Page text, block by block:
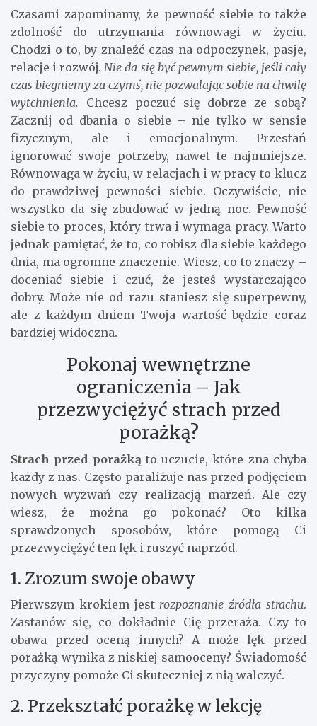
Czasami zapominamy, że pewność siebie to także
zdolność do utrzymania równowagi w życiu.
Chodzi o to, by znaleźć czas na odpoczynek, pasje,
relacje i rozwój. Nie da się być pewnym siebie, jeśli cały
czas biegniemy za czymś, nie pozwalając sobie na chwilę
wytchnienia. Chcesz poczuć się dobrze ze sobą?
Zacznij od dbania o siebie – nie tylko w sensie
fizycznym, ale i emocjonalnym. Przestań
ignorować swoje potrzeby, nawet te najmniejsze.
Równowaga w życiu, w relacjach i w pracy to klucz
do prawdziwej pewności siebie. Oczywiście, nie
wszystko da się zbudować w jedną noc. Pewność
siebie to proces, który trwa i wymaga pracy. Warto
jednak pamiętać, że to, co robisz dla siebie każdego
dnia, ma ogromne znaczenie. Wiesz, co to znaczy –
doceniać siebie i czuć, że jesteś wystarczająco
dobry. Może nie od razu staniesz się superpewny,
ale z każdym dniem Twoja wartość będzie coraz
bardziej widoczna.
Pokonaj wewnętrzne
ograniczenia – Jak
przezwyciężyć strach przed
porażką?
Strach przed porażką to uczucie, które zna chyba
każdy z nas. Często paraliżuje nas przed podjęciem
nowych wyzwań czy realizacją marzeń. Ale czy
wiesz, że można go pokonać? Oto kilka
sprawdzonych sposobów, które pomogą Ci
przezwyciężyć ten lęk i ruszyć naprzód.
1. Zrozum swoje obawy
Pierwszym krokiem jest rozpoznanie źródła strachu.
Zastanów się, co dokładnie Cię przeraża. Czy to
obawa przed oceną innych? A może lęk przed
porażką wynika z niskiej samooceny? Świadomość
przyczyny pomoże Ci skuteczniej z nią walczyć.
2. Przekształć porażkę w lekcję